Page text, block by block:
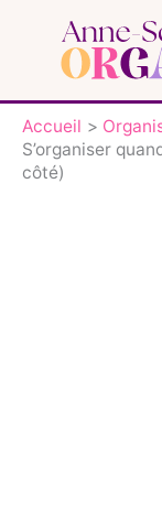
contenu
Accueil
S’organiser
côté)